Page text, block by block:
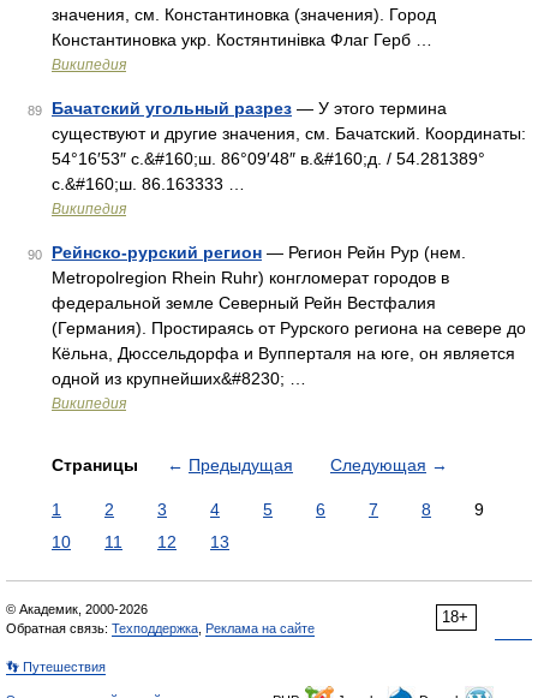
значения, см. Константиновка (значения). Город
Константиновка укр. Костянтинівка Флаг Герб …
Википедия
89 Бачатский угольный разрез — У этого термина
существуют и другие значения, см. Бачатский. Координаты:
54°16′53″ с.&#160;ш. 86°09′48″ в.&#160;д. / 54.281389°
с.&#160;ш. 86.163333 …
Википедия
90 Рейнско-рурский регион — Регион Рейн Рур (нем.
Metropolregion Rhein Ruhr) конгломерат городов в
федеральной земле Северный Рейн Вестфалия
(Германия). Простираясь от Рурского региона на севере до
Кёльна, Дюссельдорфа и Вупперталя на юге, он является
одной из крупнейших&#8230; …
Википедия
Страницы ← Предыдущая Следующая →
1 2 3 4 5 6 7 8
9
10
11 12 13
18+
© Академик, 2000-2026
Обратная связь: Техподдержка Реклама на сайте
👣 Путешествия